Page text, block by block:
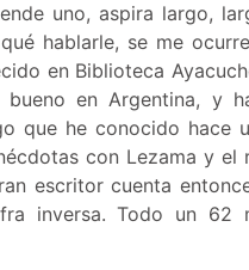
uno, aspira largo,
hablarle, se me
en Biblioteca
en Argentina, y
que he conocido hace
con Lezama y
escritor cuenta
inversa. Todo un 62